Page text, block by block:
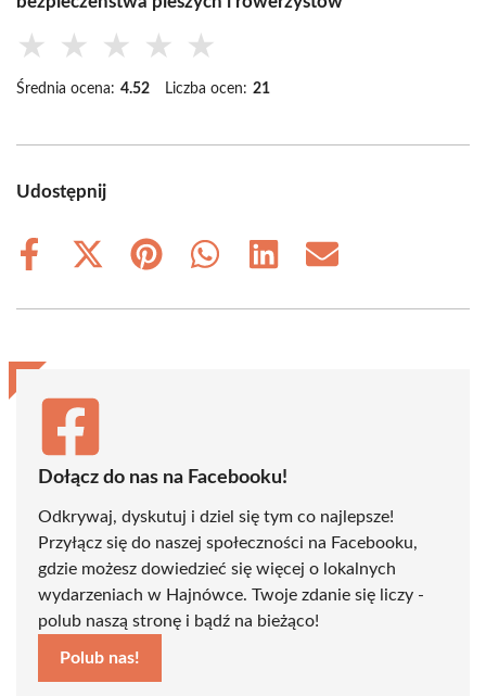
★ ★ ★ ★ ★
Średnia ocena: 4.52 Liczba ocen: 21
Udostępnij
Share
Share
(Twitter)
Share
Share
Share
Share
Dołącz do nas na Facebooku!
Odkrywaj, dyskutuj i dziel się tym co najlepsze!
Przyłącz się do naszej społeczności na Facebooku,
gdzie możesz dowiedzieć się więcej o lokalnych
wydarzeniach w Hajnówce. Twoje zdanie się liczy -
polub naszą stronę i bądź na bieżąco!
Polub nas!